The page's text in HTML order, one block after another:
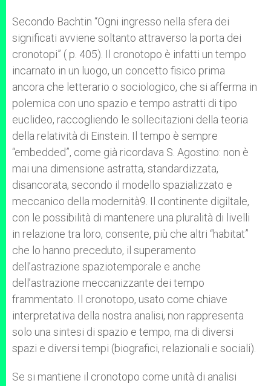
Secondo Bachtin “Ogni ingresso nella sfera dei
significati avviene soltanto attraverso la porta dei
cronotopi” ( p. 405). Il cronotopo è infatti un tempo
incarnato in un luogo, un concetto fisico prima
ancora che letterario o sociologico, che si afferma in
polemica con uno spazio e tempo astratti di tipo
euclideo, raccogliendo le sollecitazioni della teoria
della relatività di Einstein. Il tempo è sempre
“embedded”, come già ricordava S. Agostino: non è
mai una dimensione astratta, standardizzata,
disancorata, secondo il modello spazializzato e
meccanico della modernità9. Il continente digiltale,
con le possibilità di mantenere una pluralità di livelli
in relazione tra loro, consente, più che altri “habitat”
che lo hanno preceduto, il superamento
dell’astrazione spaziotemporale e anche
dell’astrazione meccanizzante dei tempo
frammentato. Il cronotopo, usato come chiave
interpretativa della nostra analisi, non rappresenta
solo una sintesi di spazio e tempo, ma di diversi
spazi e diversi tempi (biografici, relazionali e sociali).
Se si mantiene il cronotopo come unità di analisi